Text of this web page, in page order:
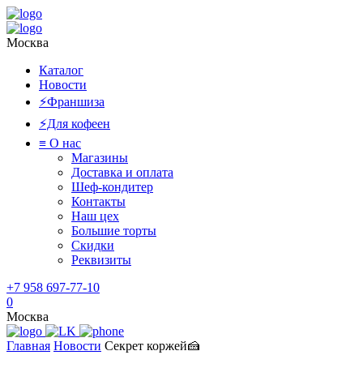
Москва
Каталог
Новости
⚡️Франшиза
⚡️Для кофеен
≡ О нас
Магазины
Доставка и оплата
Шеф-кондитер
Контакты
Наш цех
Большие торты
Скидки
Реквизиты
+7 958 697-77-10
0
Москва
Главная Новости Секрет коржей🍰